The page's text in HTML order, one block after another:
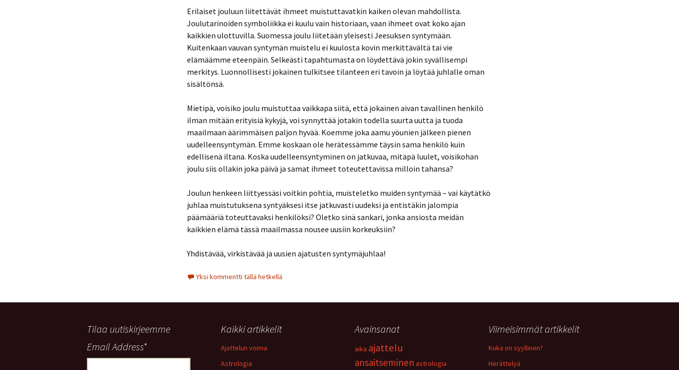
Erilaiset jouluun liitettävät ihmeet muistuttavatkin kaiken olevan mahdollista.
Joulutarinoiden symboliikka ei kuulu vain historiaan, vaan ihmeet ovat koko ajan
kaikkien ulottuvilla. Suomessa joulu liitetään yleisesti Jeesuksen syntymään.
Kuitenkaan vauvan syntymän muistelu ei kuulosta kovin merkittävältä tai vie
elämäämme eteenpäin. Selkeästi tapahtumasta on löydettävä jokin syvällisempi
merkitys. Luonnollisesti jokainen tulkitsee tilanteen eri tavoin ja löytää juhlalle oman
sisältönsä.
Mietipä, voisiko joulu muistuttaa vaikkapa siitä, että jokainen aivan tavallinen henkilö
ilman mitään erityisiä kykyjä, voi synnyttää jotakin todella suurta uutta ja tuoda
maailmaan äärimmäisen paljon hyvää. Koemme joka aamu yöunien jälkeen pienen
uudelleensyntymän. Emme koskaan ole herätessämme täysin sama henkilö kuin
edellisenä iltana. Koska uudelleensyntyminen on jatkuvaa, mitäpä luulet, voisikohan
joulu siis ollakin joka päivä ja samat ihmeet toteutettavissa milloin tahansa?
Joulun henkeen liittyessäsi voitkin pohtia, muisteletko muiden syntymää – vai käytätkö
juhlaa muistutuksena syntyäksesi itse jatkuvasti uudeksi ja entistäkin jalompia
päämääriä toteuttavaksi henkilöksi? Oletko sinä sankari, jonka ansiosta meidän
kaikkien elämä tässä maailmassa nousee uusiin korkeuksiin?
Yhdistävää, virkistävää ja uusien ajatusten syntymäjuhlaa!
Yksi kommentti tällä hetkellä
Tilaa uutiskirjeemme
Email Address*
Kaikki artikkelit
Ajattelun voima
Astrologia
Avainsanat
aika ajattelu
ansaitseminen astrologia
Viimeisimmät artikkelit
Kuka on syyllinen?
Herättelyä